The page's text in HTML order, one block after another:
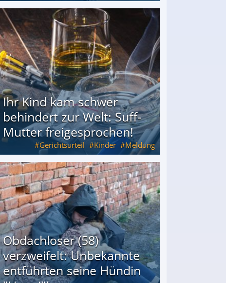
(34) in den finanziellen Ruin!
Ihr Kind kam schwer
behindert zur Welt: Suff-
Mutter freigesprochen!
Gerichtsurteil Kinder Meldung
Mutter freigesprochen!
Obdachloser (58)
verzweifelt: Unbekannte
entführten seine Hündin